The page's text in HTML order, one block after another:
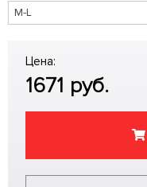
Цена:
1671 руб.